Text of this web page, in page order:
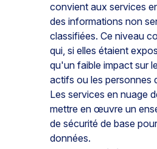
convient aux services
des informations non
classifiées. Ce niveau
qui, si elles étaient
qu'un faible impact sur
actifs ou les personnes
Les services en nuage
mettre en œuvre un
de sécurité de base
données.